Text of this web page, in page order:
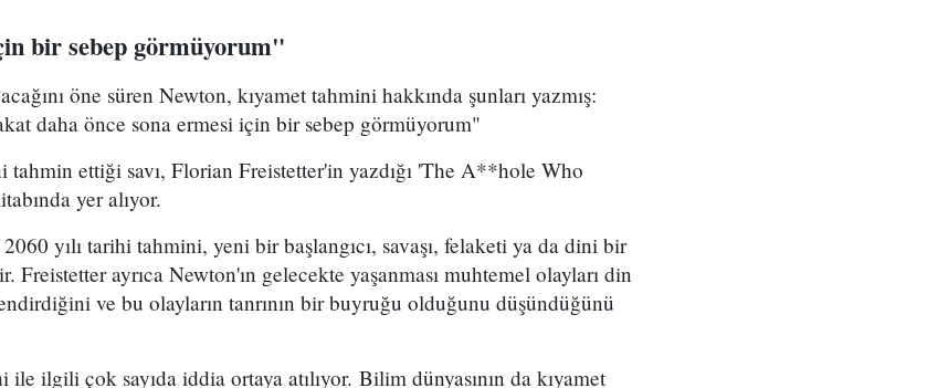
bir sebep görmüyorum"
öne süren Newton, kıyamet tahmini hakkında şunları yazmış:
daha önce sona ermesi için bir sebep görmüyorum"
tahmin ettiği savı, Florian Freistetter'in yazdığı 'The A**hole Who
yer alıyor.
yılı tarihi tahmini, yeni bir başlangıcı, savaşı, felaketi ya da dini bir
ayrıca Newton'ın gelecekte yaşanması muhtemel olayları din
ve bu olayların tanrının bir buyruğu olduğunu düşündüğünü
ile ilgili çok sayıda iddia ortaya atılıyor. Bilim dünyasının da kıyamet